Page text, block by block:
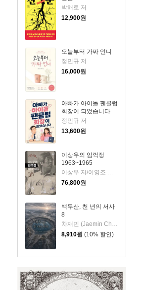
박해로 저
12,900원
오늘부터 가짜 언니
정민규 저
16,000원
아빠가 아이돌 팬클럽
회장이 되었습니다
정민규 저
13,600원
이상우의 임꺽정
1963~1965
이상우 저/이영조 그림
76,800원
백두산, 천 년의 서사
8
8,910원 (10% 할인)